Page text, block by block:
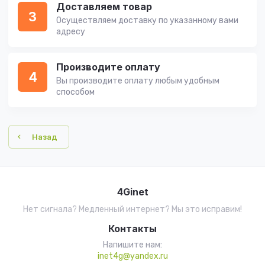
3
Доставляем товар
Осуществляем доставку по указанному вами
адресу
4
Производите оплату
Вы производите оплату любым удобным
способом
Назад
4Ginet
Нет сигнала? Медленный интернет? Мы это исправим!
Контакты
Напишите нам:
inet4g@yandex.ru